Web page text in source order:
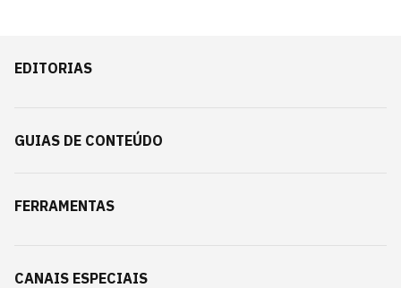
EDITORIAS
GUIAS DE CONTEÚDO
FERRAMENTAS
CANAIS ESPECIAIS